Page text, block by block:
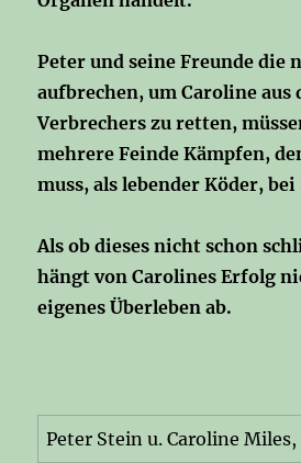
Peter und seine Freunde die
aufbrechen, um Caroline aus
Verbrechers zu retten,
mehrere Feinde Kämpfen,
muss, als lebender Köder,
Als ob dieses nicht schon
hängt von Carolines Erfolg
eigenes Überleben ab.
Peter Stein u. Caroline Miles,